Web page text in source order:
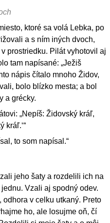
ktoré sa volá Lebka, po
a s ním iných dvoch,
prostriedku. Pilát vyhotovil aj
tam napísané: „Ježiš
nápis čítalo mnoho Židov,
bolo blízko mesta; a bol
a grécky.
„Nepíš: Židovský kráľ,
kráľ.‘“
to som napísal.“
jeho šaty a rozdelili ich na
Vzali aj spodný odev.
v celku utkaný. Preto
ho, ale losujme oň, čí